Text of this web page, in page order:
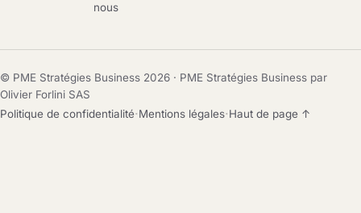
nous
© PME Stratégies Business 2026 · PME Stratégies Business par
Olivier Forlini SAS
Politique de confidentialité·Mentions légales·Haut de page ↑